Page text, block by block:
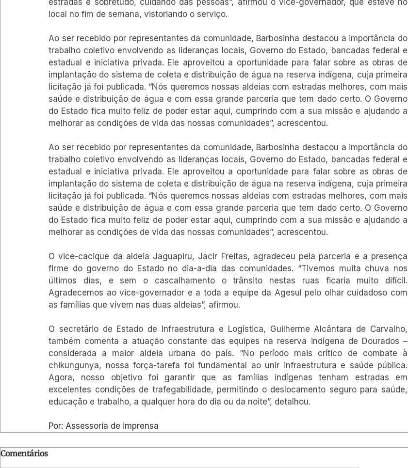
estradas e sobretudo, cuidando das pessoas”, afirmou o vice-governador, que esteve no
local no fim de semana, vistoriando o serviço.
Ao ser recebido por representantes da comunidade, Barbosinha destacou a importância do
trabalho coletivo envolvendo as lideranças locais, Governo do Estado, bancadas federal e
estadual e iniciativa privada. Ele aproveitou a oportunidade para falar sobre as obras de
implantação do sistema de coleta e distribuição de água na reserva indígena, cuja primeira
licitação já foi publicada. “Nós queremos nossas aldeias com estradas melhores, com mais
saúde e distribuição de água e com essa grande parceria que tem dado certo. O Governo
do Estado fica muito feliz de poder estar aqui, cumprindo com a sua missão e ajudando a
melhorar as condições de vida das nossas comunidades”, acrescentou.
Ao ser recebido por representantes da comunidade, Barbosinha destacou a importância do
trabalho coletivo envolvendo as lideranças locais, Governo do Estado, bancadas federal e
estadual e iniciativa privada. Ele aproveitou a oportunidade para falar sobre as obras de
implantação do sistema de coleta e distribuição de água na reserva indígena, cuja primeira
licitação já foi publicada. “Nós queremos nossas aldeias com estradas melhores, com mais
saúde e distribuição de água e com essa grande parceria que tem dado certo. O Governo
do Estado fica muito feliz de poder estar aqui, cumprindo com a sua missão e ajudando a
melhorar as condições de vida das nossas comunidades”, acrescentou.
O vice-cacique da aldeia Jaguapiru, Jacir Freitas, agradeceu pela parceria e a presença
firme do governo do Estado no dia-a-dia das comunidades. “Tivemos muita chuva nos
últimos dias, e sem o cascalhamento o trânsito nestas ruas ficaria muito difícil.
Agradecemos ao vice-governador e a toda a equipe da Agesul pelo olhar cuidadoso com
as famílias que vivem nas duas aldeias”, afirmou.
O secretário de Estado de Infraestrutura e Logística, Guilherme Alcântara de Carvalho,
também comenta a atuação constante das equipes na reserva indígena de Dourados –
considerada a maior aldeia urbana do país. “No período mais crítico de combate à
chikungunya, nossa força-tarefa foi fundamental ao unir infraestrutura e saúde pública.
Agora, nosso objetivo foi garantir que as famílias indígenas tenham estradas em
excelentes condições de trafegabilidade, permitindo o deslocamento seguro para saúde,
educação e trabalho, a qualquer hora do dia ou da noite”, detalhou.
Por: Assessoria de imprensa
Comentários